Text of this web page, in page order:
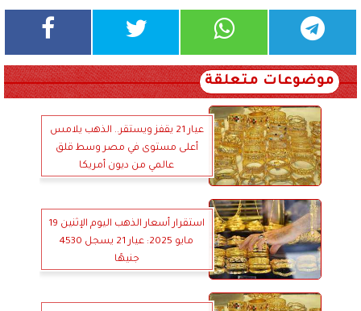
موضوعات متعلقة
عيار 21 يقفز ويستقر.. الذهب يلامس
أعلى مستوى في مصر وسط قلق
عالمي من ديون أمريكا
استقرار أسعار الذهب اليوم الإثنين 19
مايو 2025: عيار 21 يسجل 4530
جنيهًا